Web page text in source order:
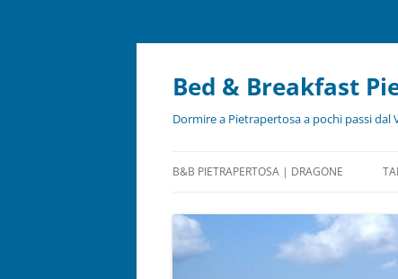
Bed & Breakfast
Dormire a Pietrapertosa a pochi passi dal
B&B PIETRAPERTOSA | DRAGONE